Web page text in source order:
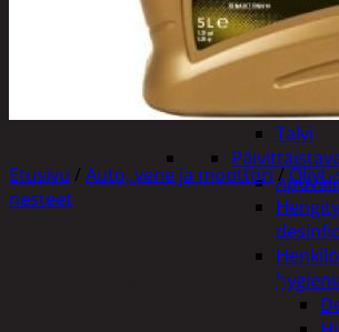
Talvi
Etusivu / Auto, vene ja moottori/Öljyt,
nesteet
EUROL 5W-40 4L TURBO DI